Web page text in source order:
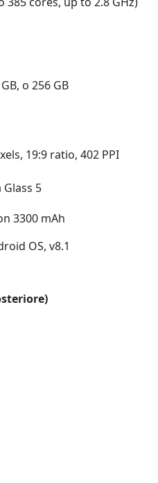
o 256 GB
19:9 ratio, 402 PPI
5
3300 mAh
OS, v8.1